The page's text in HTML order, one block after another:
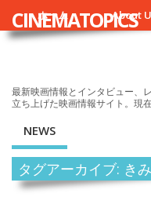
ホーム About
CINEMATOPICS
最新映画情報とインタビュー、
立ち上げた映画情報サイト。現
NEWS
タグアーカイブ: き